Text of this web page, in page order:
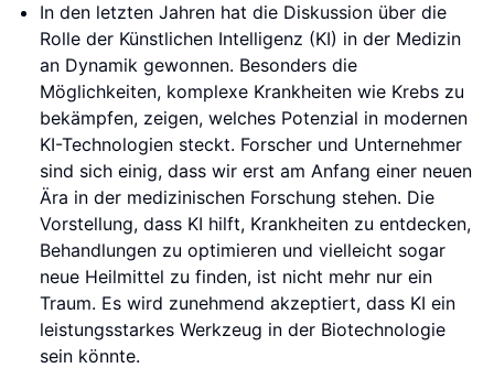
In den letzten Jahren hat die Diskussion über die
Rolle der Künstlichen Intelligenz (KI) in der Medizin
an Dynamik gewonnen. Besonders die
Möglichkeiten, komplexe Krankheiten wie Krebs zu
bekämpfen, zeigen, welches Potenzial in modernen
KI-Technologien steckt. Forscher und Unternehmer
sind sich einig, dass wir erst am Anfang einer neuen
Ära in der medizinischen Forschung stehen. Die
Vorstellung, dass KI hilft, Krankheiten zu entdecken,
Behandlungen zu optimieren und vielleicht sogar
neue Heilmittel zu finden, ist nicht mehr nur ein
Traum. Es wird zunehmend akzeptiert, dass KI ein
leistungsstarkes Werkzeug in der Biotechnologie
sein könnte.